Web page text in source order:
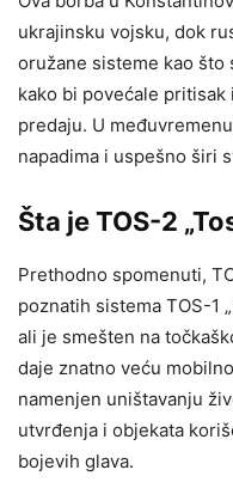
ukrajinsku vojsku, dok
oružane sisteme kao što
kako bi povećale
predaju. U
napadima i uspešno širi
Šta je TOS-2
Prethodno spomenuti,
poznatih sistema TOS-1
ali je smešten na
daje znatno veću
namenjen uništavanju
utvrđenja i objekata
bojevih glava.